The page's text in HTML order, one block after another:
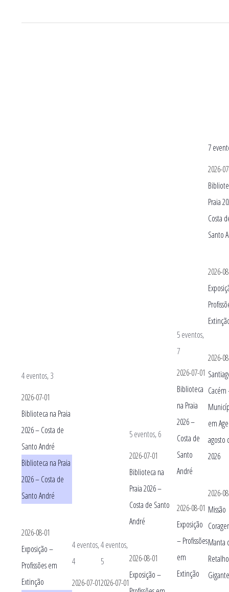
4 eventos,3
2026-07-01
Biblioteca na Praia
2026 – Costa de
Santo André
Biblioteca na Praia
2026 – Costa de
Santo André
2026-08-01
Exposição –
Profissões em
Extinção
4 eventos,
4
2026-07-01
4 eventos,
5
2026-07-01
5 eventos,6
2026-07-01
Biblioteca na
Praia 2026 –
Costa de Santo
André
2026-08-01
Exposição –
5 eventos,
7
2026-07-01
Biblioteca
na Praia
2026 –
Costa de
Santo
André
2026-08-01
Exposição
– Profissões
em
Extinção
7
2026-
Praia
Costa
Santo
2026-
2026-
em
agosto
2026
2026-
Missão
Manta